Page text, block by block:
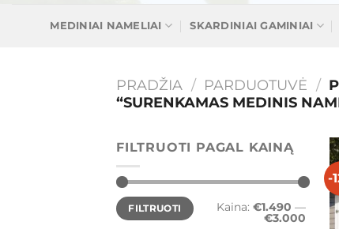
MEDINIAI NAMELIAI SKARDINIAI GAMINIAI
PRADŽIA / PARDUOTUVĖ /
“SURENKAMAS MEDINIS
FILTRUOTI PAGAL KAINĄ
Min
kaina
Maks
kaina
FILTRUOTI Kaina: €1.490 —
€3.000
-